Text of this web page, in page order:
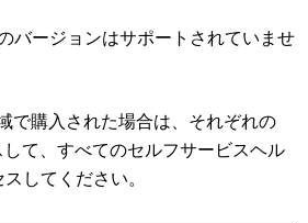
バージョンはサポートされていませ
で購入された場合は、それぞれの
て、すべてのセルフサービスヘル
してください。